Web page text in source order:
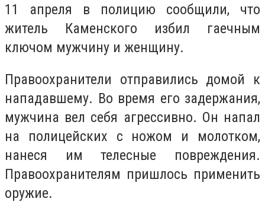
11 апреля в полицию сообщили, что
житель Каменского избил гаечным
ключом мужчину и женщину.
Правоохранители отправились домой к
нападавшему. Во время его задержания,
мужчина вел себя агрессивно. Он напал
на полицейских с ножом и молотком,
нанеся им телесные повреждения.
Правоохранителям пришлось применить
оружие.